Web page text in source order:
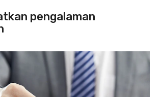
pengalaman